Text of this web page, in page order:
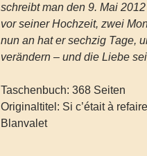
schreibt man den 9. Mai
vor seiner Hochzeit, zwei
nun an hat er sechzig Tage,
verändern – und die Liebe
Taschenbuch: 368 Seiten
Originaltitel: Si c’était à refaire
Blanvalet